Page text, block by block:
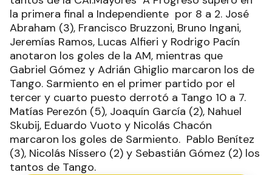
la primera final a Independiente por 8 a 2. José
Abraham (3), Francisco Bruzzoni, Bruno Ingani,
Jeremías Ramos, Lucas Alfieri y Rodrigo Pacín
anotaron los goles de la AM, mientras que
Gabriel Gómez y Adrián Ghiglio marcaron los de
Tango. Sarmiento en el primer partido por el
tercer y cuarto puesto derrotó a Tango 10 a 7.
Matías Perezón (5), Joaquín García (2), Nahuel
Skubij, Eduardo Vuoto y Nicolás Chacón
marcaron los goles de Sarmiento. Pablo Benítez
(3), Nicolás Níssero (2) y Sebastián Gómez (2) los
tantos de Tango.